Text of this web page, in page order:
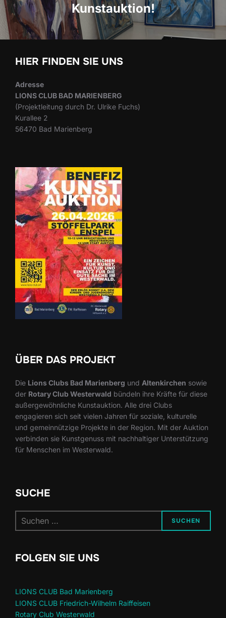
Kunstauktion!
HIER FINDEN SIE UNS
Adresse
LIONS CLUB BAD MARIENBERG
(Projektleitung durch Dr. Ulrike Fuchs)
Kurallee 2
56470 Bad Marienberg
ÜBER DAS PROJEKT
Die Lions Clubs Bad Marienberg und Altenkirchen sowie
der Rotary Club Westerwald bündeln ihre Kräfte für diese
außergewöhnliche Kunstauktion. Alle drei Clubs
engagieren sich seit vielen Jahren für soziale, kulturelle
und gemeinnützige Projekte in der Region. Mit der Auktion
verbinden sie Kunstgenuss mit nachhaltiger Unterstützung
für Menschen im Westerwald.
SUCHE
nach:
SUCHEN
FOLGEN SIE UNS
LIONS CLUB Bad Marienberg
LIONS CLUB Friedrich-Wilhelm Raiffeisen
Rotary Club Westerwald